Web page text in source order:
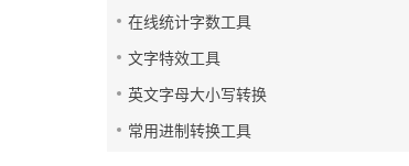
在线统计字数工具
文字特效工具
英文字母大小写转换
常用进制转换工具